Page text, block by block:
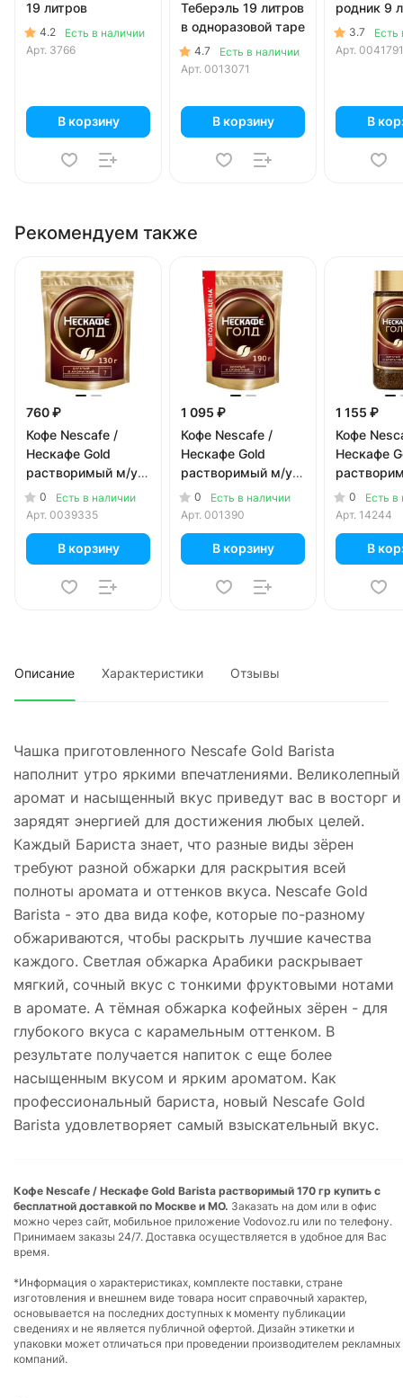
19 литров
4.2
Есть в наличии
Арт. 3766
В корзину
Теберэль 19 литров
в одноразовой таре
4.7
Есть в наличии
Арт. 0013071
В корзину
родник 9
3.7
Есть
Арт. 0041791
В
Рекомендуем также
760 ₽
Кофе Nescafe /
Нескафе Gold
растворимый м/у
(130 гр)
0
Есть в наличии
Арт. 0039335
В корзину
1 095 ₽
Кофе Nescafe /
Нескафе Gold
растворимый м/у
190 гр
0
Есть в наличии
Арт. 001390
В корзину
1 155 ₽
Кофе
Нескафе
стекло,
0
Есть в
Арт. 14244
В
Описание Характеристики Отзывы
Чашка приготовленного Nescafe Gold Barista
наполнит утро яркими впечатлениями. Великолепный
аромат и насыщенный вкус приведут вас в восторг и
зарядят энергией для достижения любых целей.
Каждый Бариста знает, что разные виды зёрен
требуют разной обжарки для раскрытия всей
полноты аромата и оттенков вкуса. Nescafe Gold
Barista - это два вида кофе, которые по-разному
обжариваются, чтобы раскрыть лучшие качества
каждого. Светлая обжарка Арабики раскрывает
мягкий, сочный вкус с тонкими фруктовыми нотами
в аромате. А тёмная обжарка кофейных зёрен - для
глубокого вкуса с карамельным оттенком. В
результате получается напиток с еще более
насыщенным вкусом и ярким ароматом. Как
профессиональный бариста, новый Nescafe Gold
Barista удовлетворяет самый взыскательный вкус.
Кофе Nescafe / Нескафе Gold Barista растворимый 170 гр купить с
бесплатной доставкой по Москве и МО. Заказать на дом или в офис
можно через сайт, мобильное приложение Vodovoz.ru или по телефону.
Принимаем заказы 24/7. Доставка осуществляется в удобное для Вас
время.
*Информация о характеристиках, комплекте поставки, стране
изготовления и внешнем виде товара носит справочный характер,
основывается на последних доступных к моменту публикации
сведениях и не является публичной офертой. Дизайн этикетки и
упаковки может отличаться при проведении производителем рекламных
компаний.